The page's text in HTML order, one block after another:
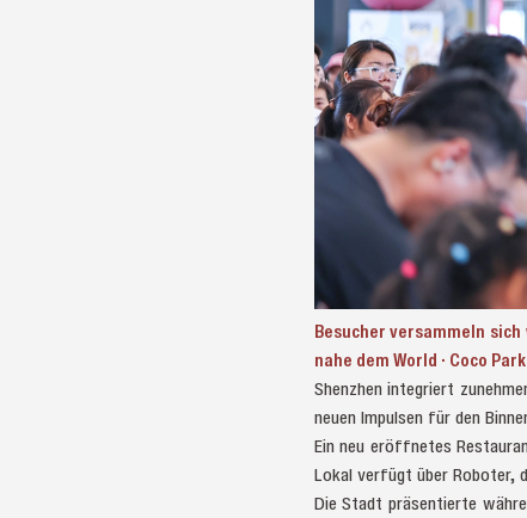
Besucher versammeln
nahe dem World · Coco
Shenzhen integriert
neuen Impulsen für den
Ein neu eröffnetes
Lokal verfügt über Roboter,
Die Stadt präsentierte